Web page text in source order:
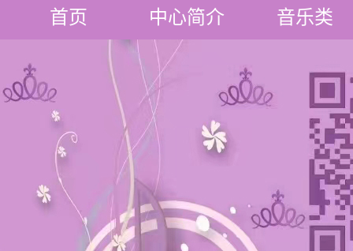
首页 中心简介 音乐类